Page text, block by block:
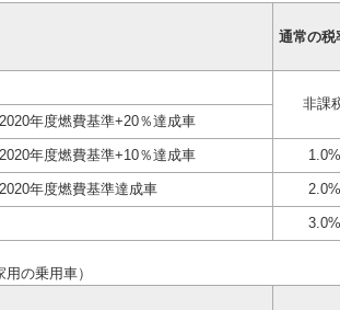
通常の税
非課
年度燃費基準+20％達成車
年度燃費基準+10％達成車 1.0%
年度燃費基準達成車 2.0%
3.0%
の乗用車）